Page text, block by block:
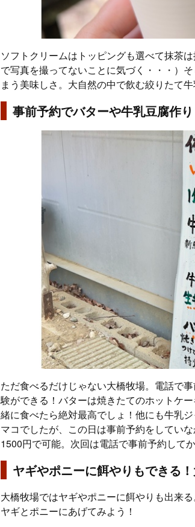
ソフトクリームはトッピングも選べて抹茶
で写真を撮ってないことに気づく・・・）
まう美味しさ。大自然の中で飲む絞りたて牛
事前予約でバターや牛乳豆腐作り
ただ食べるだけじゃない大橋牧場。電話で
験ができる！バターは焼きたてのホットケ
緒に食べたら絶対最高でしょ！他にも牛乳
マコでしたが、この日は事前予約をしてい
1500円で可能。次回は電話で事前予約して
ヤギやポニーに餌やりもできる
大橋牧場ではヤギやポニーに餌やりも出来
ヤギとポニーにあげてみよう！